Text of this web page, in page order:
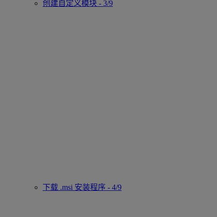
创建自定义模块 - 3/9
下载 .msi 安装程序 - 4/9